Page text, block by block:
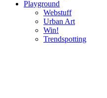
Playground
Webstuff
Urban Art
Win!
Trendspotting